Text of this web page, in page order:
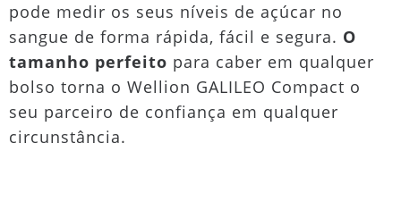
pode medir os seus níveis de açúcar no
sangue de forma rápida, fácil e segura. O
tamanho perfeito para caber em qualquer
bolso torna o Wellion GALILEO Compact o
seu parceiro de confiança em qualquer
circunstância.